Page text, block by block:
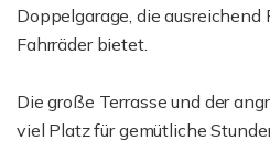
Doppelgarage, die ausreichend
Fahrräder bietet.
Die große Terrasse und der
viel Platz für gemütliche